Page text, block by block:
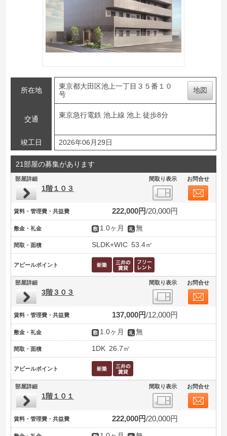
所在地
東京都大田区池上一丁目３５番１０
号
地図
交通
東京急行電鉄 池上線 池上 徒歩8分
竣工日 2026年06月29日
21部屋の募集があります
部屋詳細 間取り表示 お問合せ
1階１０３
賃料・管理費・共益費 222,000円 20,000円
敷金・礼金 1.0ヶ月 無
間取・面積 SLDK+WIC 53.4㎡
アピールポイント
部屋詳細 間取り表示 お問合せ
3階３０３
賃料・管理費・共益費 137,000円 12,000円
敷金・礼金 1.0ヶ月 無
間取・面積 1DK 26.7㎡
アピールポイント
部屋詳細 間取り表示 お問合せ
1階１０１
賃料・管理費・共益費 222,000円 20,000円